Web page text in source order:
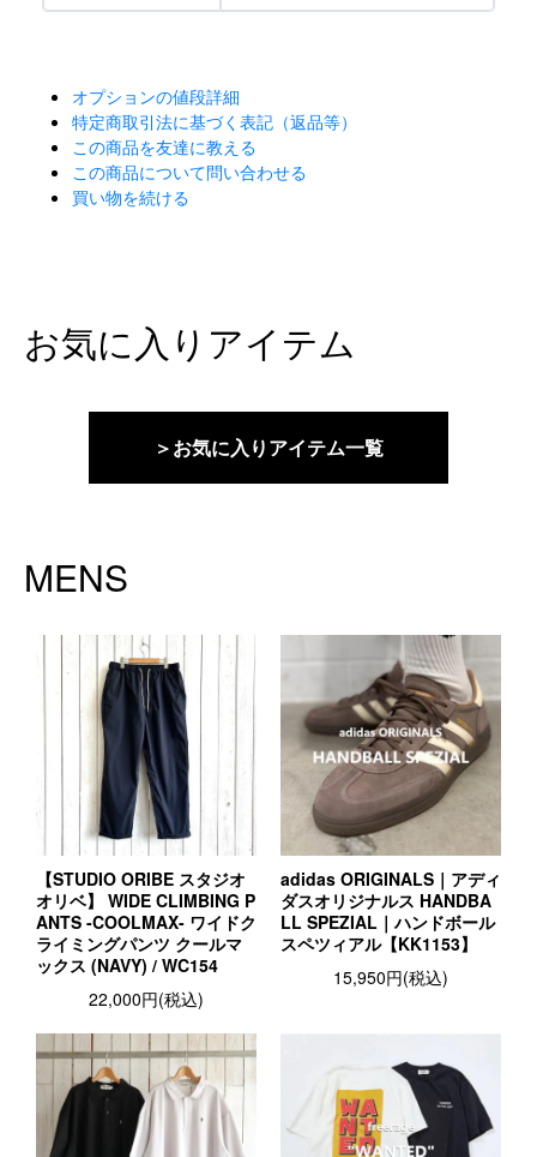
オプションの値段詳細
特定商取引法に基づく表記（返品等）
この商品を友達に教える
この商品について問い合わせる
買い物を続ける
お気に入りアイテム
＞お気に入りアイテム一覧
MENS
【STUDIO ORIBE スタジオ
オリベ】 WIDE CLIMBING P
ANTS -COOLMAX- ワイドク
ライミングパンツ クールマ
ックス (NAVY) / WC154
22,000円(税込)
adidas ORIGINALS｜アディ
ダスオリジナルス HANDBA
LL SPEZIAL｜ハンドボール
スペツィアル【KK1153】
15,950円(税込)